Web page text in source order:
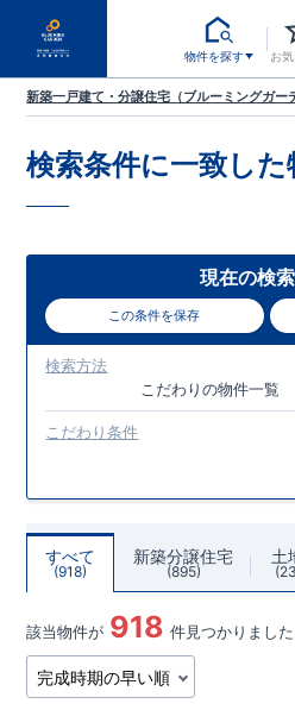
物件を探す お
新築一戸建て・分譲住宅（ブルーミングガー
検索条件に一致した
現在の検
この条件を保存
検索方法
こだわりの物件一覧
こだわり条件
すべて
918
新築分譲住宅
895
土
23
該当物件が 918 件見つかりました